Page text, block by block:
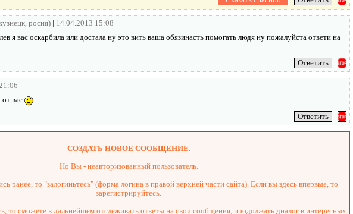
росия) | 14.04.2013 15:08
я вас оскарбила или достала ну это вить ваша обязинасть помогать людя ну пожалуйста ответи на
вас
СОЗДАТЬ НОВОЕ СООБЩЕНИЕ.
Но Вы - неавторизованный пользователь.
ранее, то "залогиньтесь" (форма логина в правой верхней части сайта). Если вы здесь впервые, то
зарегистрируйтесь.
то сможете в дальнейшем отслеживать ответы на свои сообщения, продолжать диалог в интересных